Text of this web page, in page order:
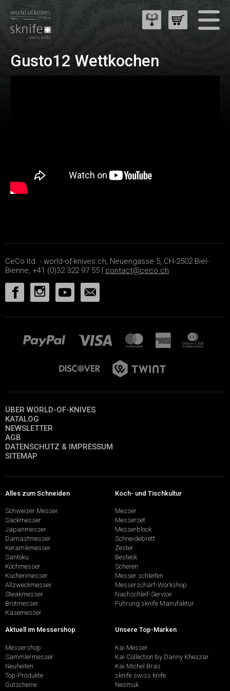
Gusto12 Wettkochen
CeCo ltd. - world-of-knives.ch, Neuengasse 5, CH-2502 Biel-
Bienne, +41 (0)32 322 97 55 | contact@ceco.ch
ÜBER WORLD-OF-KNIVES
KATALOG
NEWSLETTER
AGB
DATENSCHUTZ & IMPRESSUM
SITEMAP
Alles zum Schneiden
Schweizer Messer
Sackmesser
Japanmesser
Damastmesser
Keramikmesser
Santoku
Kochmesser
Küchenmesser
Allzweckmesser
Steakmesser
Brotmesser
Käsemesser
Koch- und Tischkultur
Messer
Messerset
Messerblock
Schneidebrett
Zester
Besteck
Scheren
Messer schleifen
Messerschärf-Workshop
Nachschleif-Service
Führung sknife Manufaktur
Aktuell im Messershop
Messershop
Sammlermesser
Neuheiten
Top-Produkte
Gutscheine
Unsere Top-Marken
Kai Messer
Kai Collection by Danny Khezzar
Kai Michel Bras
sknife swiss knife
Nesmuk